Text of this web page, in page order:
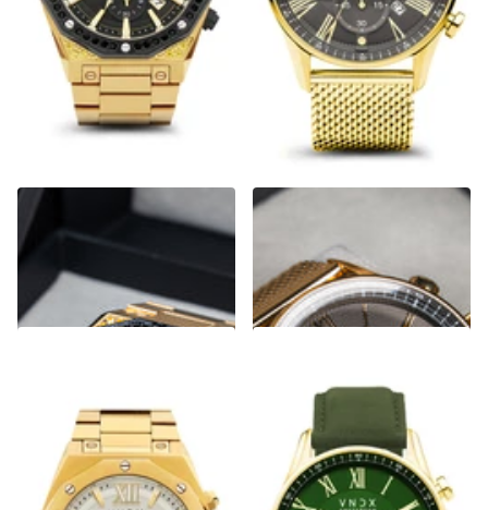
Wise Man Steel Stones Goud
€469,00
The Chief Goud Grijs